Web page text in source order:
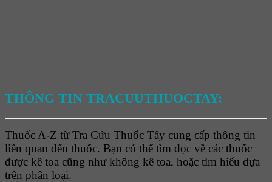
THÔNG TIN TRACUUTHUOCTAY:
Thuốc A-Z từ Tra Cứu Thuốc Tây cung cấp thông tin
liên quan đến thuốc. Bạn có thể tìm đọc về các thuốc
được kê toa cũng như không kê toa, hoặc tìm hiểu dựa
trên phân loại.